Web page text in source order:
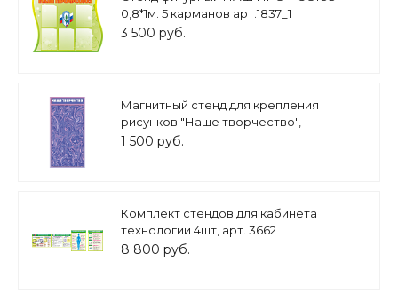
0,8*1м. 5 карманов арт.1837_1
3 500 руб.
Магнитный стенд для крепления
рисунков "Наше творчество",
филоетовый 0,4*0,8м. арт. МС1685
1 500 руб.
Комплект стендов для кабинета
технологии 4шт, арт. 3662
8 800 руб.